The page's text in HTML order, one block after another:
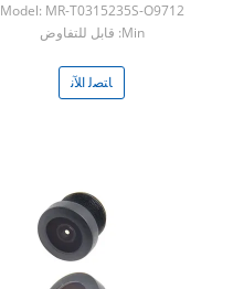
Model: MR-T0315235S-O9712
Min: قابل للتفاوض
ﺎﺘﺼﻟ ﺍﻶﻧ